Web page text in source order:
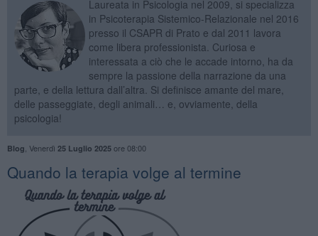
Laureata in Psicologia nel 2009, si specializza
in Psicoterapia Sistemico-Relazionale nel 2016
presso il CSAPR di Prato e dal 2011 lavora
come libera professionista. Curiosa e
interessata a ciò che le accade intorno, ha da
sempre la passione della narrazione da una
parte, e della lettura dall’altra. Si definisce amante del mare,
delle passeggiate, degli animali… e, ovviamente, della
psicologia!
Blog Venerdì 25 Luglio 2025ore 08:00
​Quando la terapia volge al termine